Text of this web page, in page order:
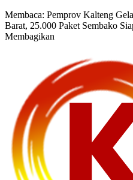
Membaca: Pemprov Kalteng
Barat, 25.000 Paket Sembako
Membagikan